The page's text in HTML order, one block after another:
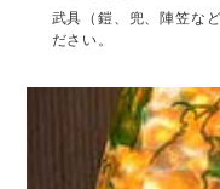
武具（鎧、兜、陣笠な
ださい。